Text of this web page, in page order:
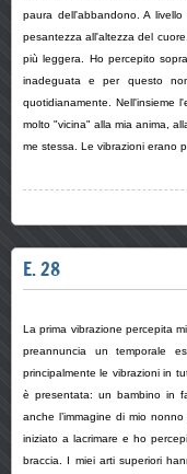
paura dell'abbandono. A
pesantezza all'altezza del
più leggera. Ho percepito
inadeguata e per questo
quotidianamente. Nell'insieme
molto "vicina" alla mia anima,
me stessa. Le vibrazioni erano
E. 28
La prima vibrazione percepita
preannuncia un temporale
principalmente le vibrazioni in
è presentata: un bambino in
anche l’immagine di mio
iniziato a lacrimare e ho
braccia. I miei arti superiori